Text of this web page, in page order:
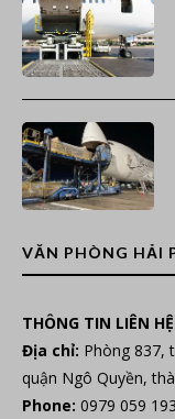
VĂN PHÒNG HẢI
THÔNG TIN LIÊN HỆ
Địa chỉ: Phòng 837,
quận Ngô Quyền,
Phone: 0979 059 193